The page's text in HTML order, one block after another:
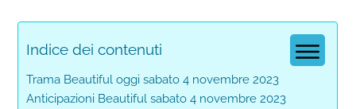
Indice dei contenuti
Trama Beautiful oggi sabato 4 novembre 2023
Anticipazioni Beautiful sabato 4 novembre 2023